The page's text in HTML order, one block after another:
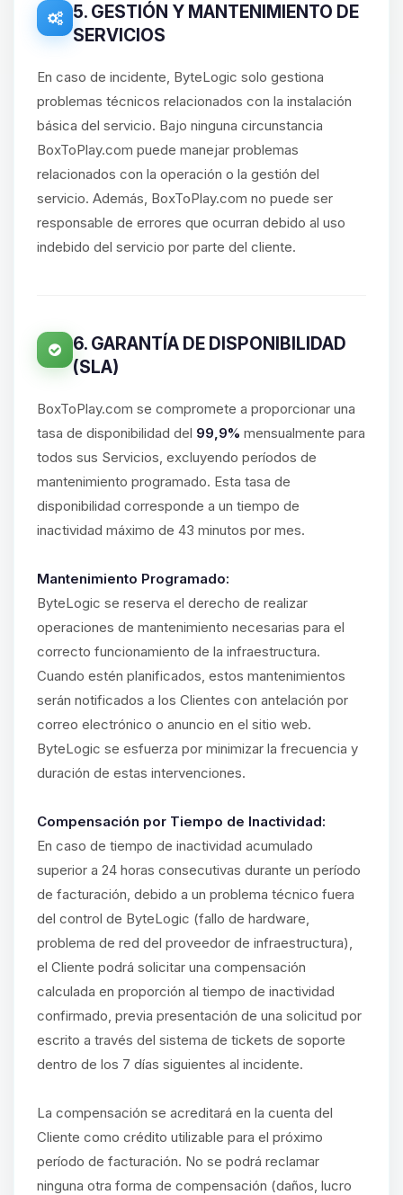
5. GESTIÓN Y MANTENIMIENTO DE
SERVICIOS
En caso de incidente, ByteLogic solo gestiona
problemas técnicos relacionados con la instalación
básica del servicio. Bajo ninguna circunstancia
BoxToPlay.com puede manejar problemas
relacionados con la operación o la gestión del
servicio. Además, BoxToPlay.com no puede ser
responsable de errores que ocurran debido al uso
indebido del servicio por parte del cliente.
6. GARANTÍA DE DISPONIBILIDAD
(SLA)
BoxToPlay.com se compromete a proporcionar una
tasa de disponibilidad del 99,9% mensualmente para
todos sus Servicios, excluyendo períodos de
mantenimiento programado. Esta tasa de
disponibilidad corresponde a un tiempo de
inactividad máximo de 43 minutos por mes.
Mantenimiento Programado:
ByteLogic se reserva el derecho de realizar
operaciones de mantenimiento necesarias para el
correcto funcionamiento de la infraestructura.
Cuando estén planificados, estos mantenimientos
serán notificados a los Clientes con antelación por
correo electrónico o anuncio en el sitio web.
ByteLogic se esfuerza por minimizar la frecuencia y
duración de estas intervenciones.
Compensación por Tiempo de Inactividad:
En caso de tiempo de inactividad acumulado
superior a 24 horas consecutivas durante un período
de facturación, debido a un problema técnico fuera
del control de ByteLogic (fallo de hardware,
problema de red del proveedor de infraestructura),
el Cliente podrá solicitar una compensación
calculada en proporción al tiempo de inactividad
confirmado, previa presentación de una solicitud por
escrito a través del sistema de tickets de soporte
dentro de los 7 días siguientes al incidente.
La compensación se acreditará en la cuenta del
Cliente como crédito utilizable para el próximo
período de facturación. No se podrá reclamar
ninguna otra forma de compensación (daños, lucro